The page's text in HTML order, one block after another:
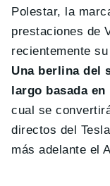
Polestar, la
prestaciones de
recientemente
Una berlina del
largo basada
cual se
directos del
más adelante el